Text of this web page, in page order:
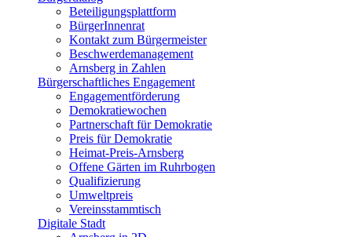
Beteiligungsplattform
BürgerInnenrat
Kontakt zum Bürgermeister
Beschwerdemanagement
Arnsberg in Zahlen
Bürgerschaftliches Engagement
Engagementförderung
Demokratiewochen
Partnerschaft für Demokratie
Preis für Demokratie
Heimat-Preis-Arnsberg
Offene Gärten im Ruhrbogen
Qualifizierung
Umweltpreis
Vereinsstammtisch
Digitale Stadt